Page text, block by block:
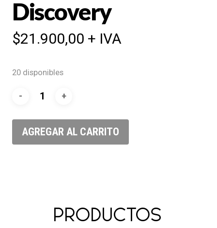
Discovery
$21.900,00 + IVA
20 disponibles
AGREGAR AL CARRITO
Productos